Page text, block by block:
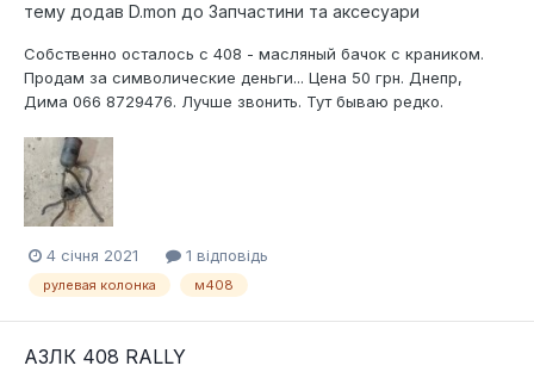
тему додав D.mon до Запчастини та аксесуари
Собственно осталось с 408 - масляный бачок с краником.
Продам за символические деньги... Цена 50 грн. Днепр,
Дима 066 8729476. Лучше звонить. Тут бываю редко.
4 січня 2021 1 відповідь
рулевая колонка м408
АЗЛК 408 RALLY